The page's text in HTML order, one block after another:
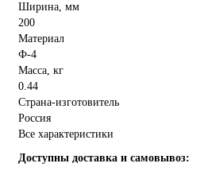
Ширина, мм
200
Материал
Ф-4
Масса, кг
0.44
Страна-изготовитель
Россия
Все характеристики
Доступны доставка и самовывоз: